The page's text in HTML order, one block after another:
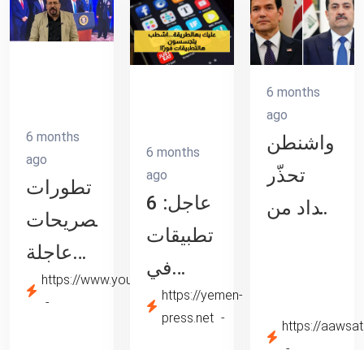
6 months
ago
تطورات
وتصريحات
عاجلة
للرئيس
https://www.youm7.comاليوم
السابع
6 months
ago
عاجل: 6
تطبيقات
في
جوجل
https://yemen-
press.net
6 months
ago
واشنطن
تحذّر
بغداد من
طهران»
https://